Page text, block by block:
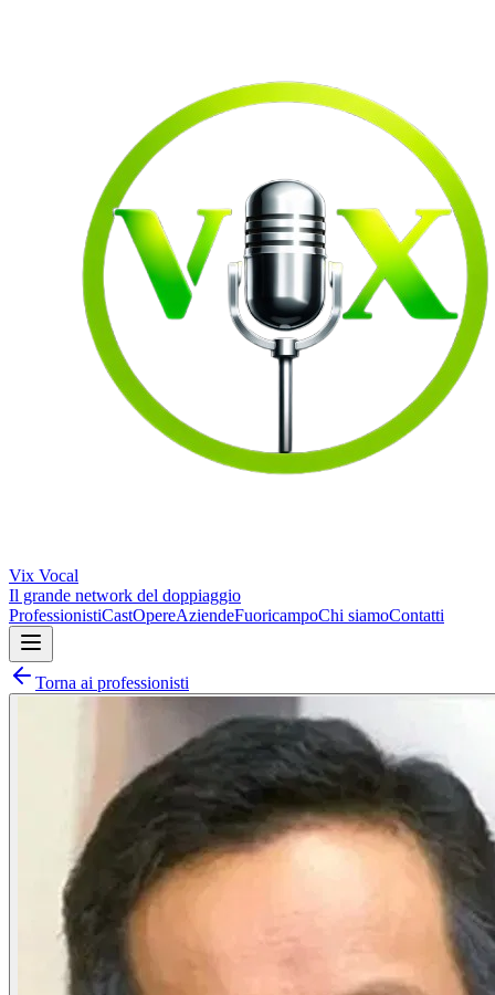
Vix Vocal
Il grande network del doppiaggio
ProfessionistiCastOpereAziendeFuoricampoChi siamoContatti
Torna ai professionisti